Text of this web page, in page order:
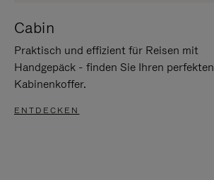
Cabin
Praktisch und effizient für Reisen mit
Handgepäck - finden Sie Ihren perfekten
Kabinenkoffer.
ENTDECKEN